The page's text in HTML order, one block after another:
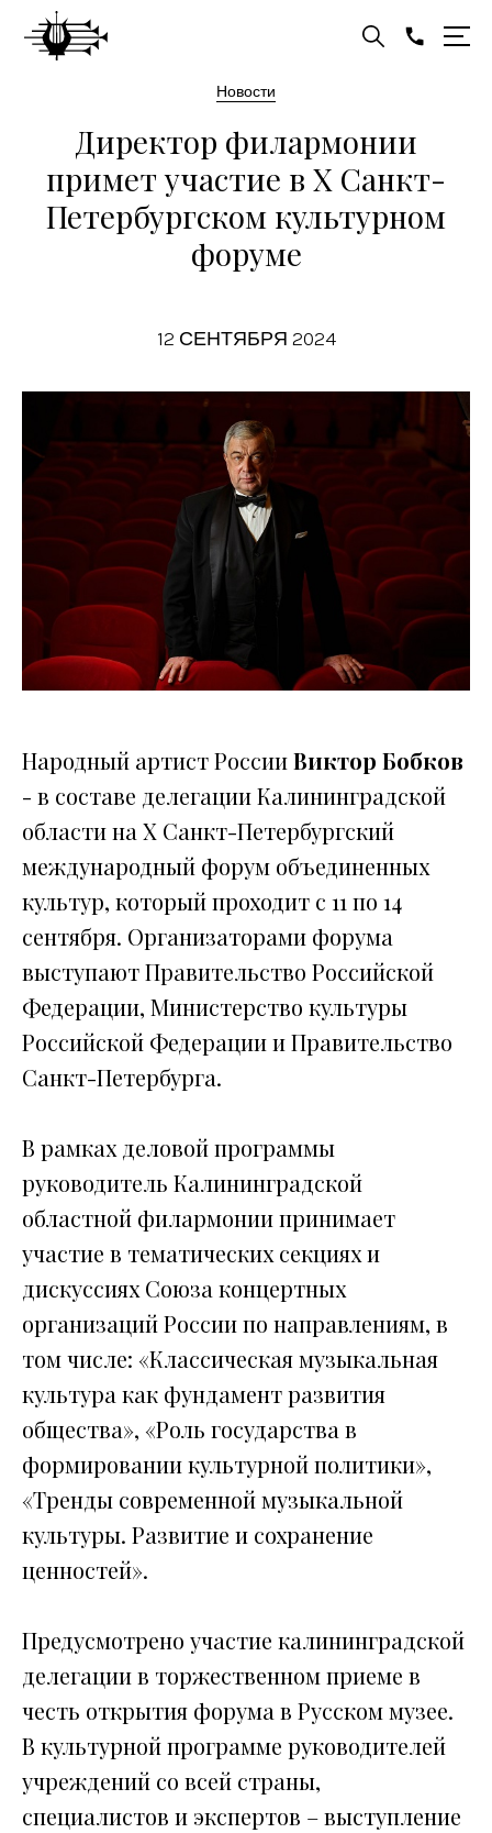
Новости
Директор филармонии
примет участие в X Санкт-
Петербургском культурном
форуме
12 СЕНТЯБРЯ 2024
Народный артист РоссииВиктор Бобков
- в составе делегации Калининградской
области на X Санкт-Петербургский
международный форум объединенных
культур, который проходит с 11 по 14
сентября. Организаторами форума
выступают Правительство Российской
Федерации, Министерство культуры
Российской Федерации и Правительство
Санкт-Петербурга.
В рамках деловой программы
руководитель Калининградской
областной филармонии принимает
участие в тематических секциях и
дискуссиях Союза концертных
организаций России по направлениям, в
том числе: «Классическая музыкальная
культура как фундамент развития
общества», «Роль государства в
формировании культурной политики»,
«Тренды современной музыкальной
культуры. Развитие и сохранение
ценностей».
Предусмотрено участие калининградской
делегации в торжественном приеме в
честь открытия форума в Русском музее.
В культурной программе руководителей
учреждений со всей страны,
специалистов и экспертов – выступление